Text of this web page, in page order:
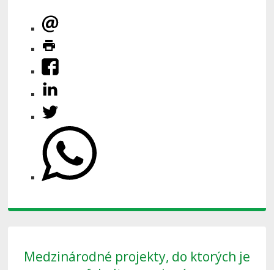
Medzinárodné projekty, do ktorých je